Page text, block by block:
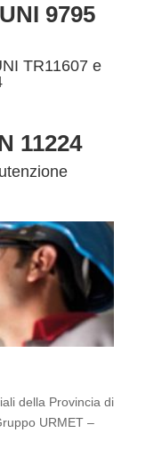
9795
TR11607 e
11224
della Provincia di
URMET –